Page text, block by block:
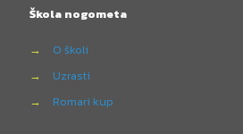
Škola nogometa
→
O školi
→
Uzrasti
→
Romari kup